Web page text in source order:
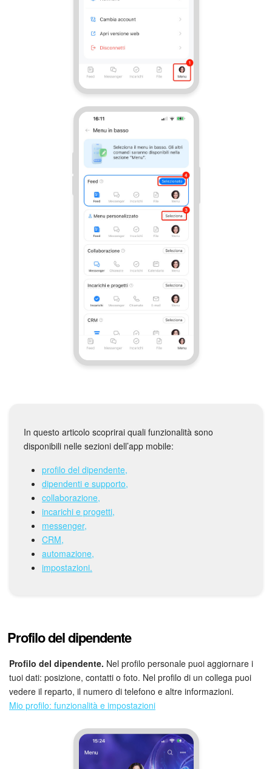
In questo articolo scoprirai quali funzionalità sono
disponibili nelle sezioni dell’app mobile:
profilo del dipendente,
dipendenti e supporto,
collaborazione,
incarichi e progetti,
messenger,
CRM,
automazione,
impostazioni.
Profilo del dipendente
Profilo del dipendente. Nel profilo personale puoi aggiornare i
tuoi dati: posizione, contatti o foto. Nel profilo di un collega puoi
vedere il reparto, il numero di telefono e altre informazioni.
Mio profilo: funzionalità e impostazioni